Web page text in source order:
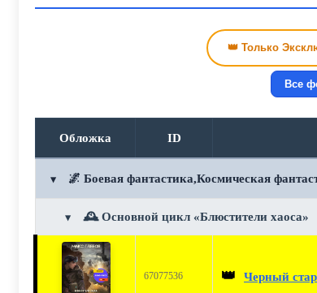
👑 Только
Все
Обложка ID
▼ 🌌 Боевая фантастика,Космическая
▼ 🕰️ Основной цикл «Блюстители хаоса»
67077536 👑 Черный